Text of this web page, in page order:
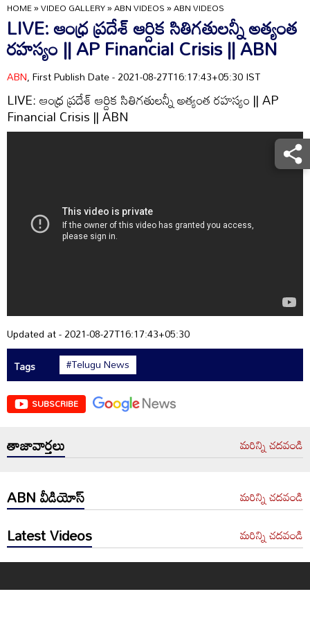
HOME»VIDEO GALLERY»ABN VIDEOS»ABN VIDEOS
LIVE: ఆంధ్ర ప్రదేశ్ ఆర్దిక సితిగతులన్నీ అత్యంత
రహస్యం || AP Financial Crisis || ABN
ABN, First Publish Date - 2021-08-27T16:17:43+05:30 IST
LIVE: ఆంధ్ర ప్రదేశ్ ఆర్దిక సితిగతులన్నీ అత్యంత రహస్యం || AP
Financial Crisis || ABN
Updated at - 2021-08-27T16:17:43+05:30
Tags
#Telugu News
SUBSCRIBE
తాజావార్తలు మరిన్ని చదవండి
ABN వీడియోస్ మరిన్ని చదవండి
Latest Videos మరిన్ని చదవండి